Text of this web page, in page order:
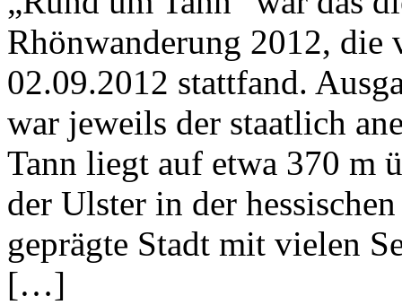
Rhönwanderung 2012, die
02.09.2012 stattfand.
war jeweils der staatlich
Tann liegt auf etwa 370 m
der Ulster in der
geprägte Stadt mit vielen
[…]